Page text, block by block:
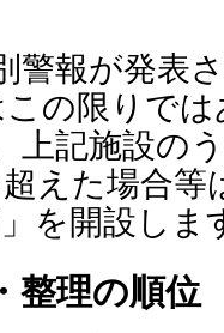
報が発表
の限りで
記施設の
えた場合等
開設しま
理の順位